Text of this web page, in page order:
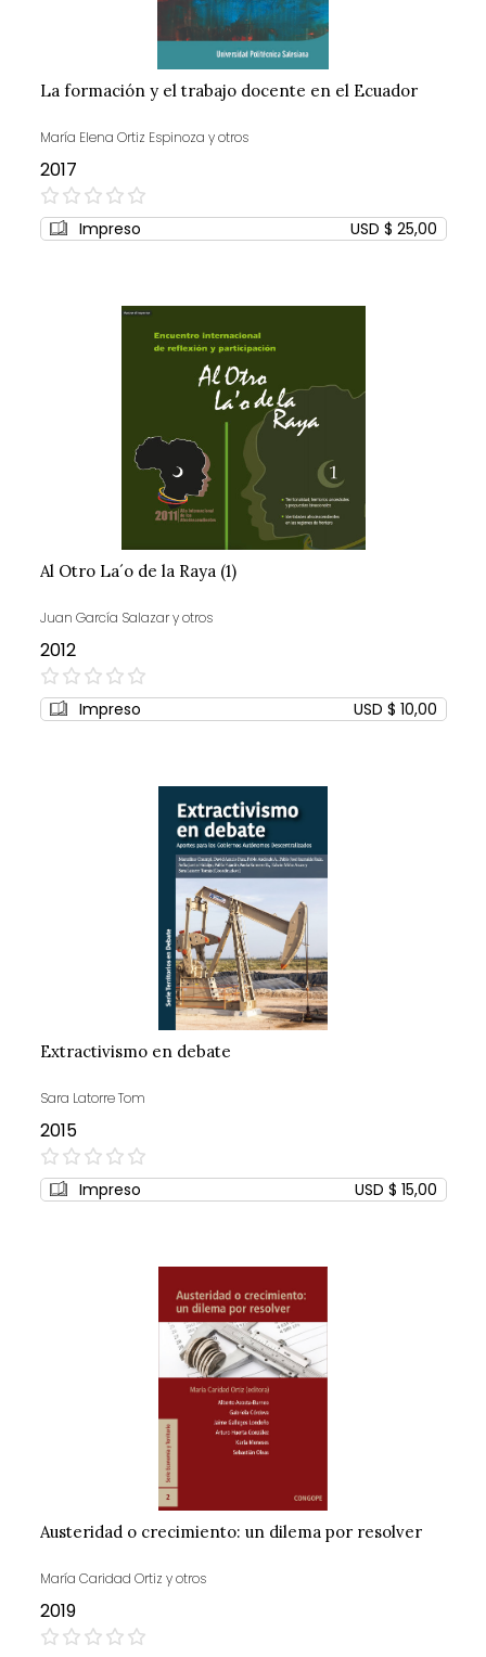
La formación y el trabajo docente en el Ecuador
María Elena Ortiz Espinoza y otros
2017
0%
Impreso USD $ 25,00
Al Otro La´o de la Raya (1)
Juan García Salazar y otros
2012
0%
Impreso USD $ 10,00
Extractivismo en debate
Sara Latorre Tom
2015
0%
Impreso USD $ 15,00
Austeridad o crecimiento: un dilema por resolver
María Caridad Ortiz y otros
2019